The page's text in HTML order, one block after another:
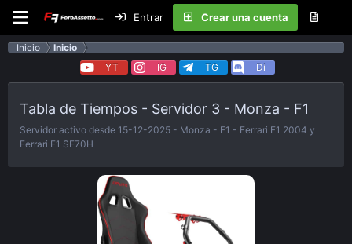
Entrar Crear una cuenta
Inicio
Inicio
YT
IG TG Di
Tabla de Tiempos - Servidor 3 - Monza - F1
Servidor activo desde 15-12-2025 - Monza - F1 - Ferrari F1 2004 y
Ferrari F1 SF70H